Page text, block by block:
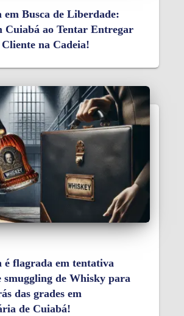
em Busca de Liberdade:
Cuiabá ao Tentar Entregar
na Cadeia!
é flagrada em tentativa
smuggling de Whisky para
das grades em
de Cuiabá!